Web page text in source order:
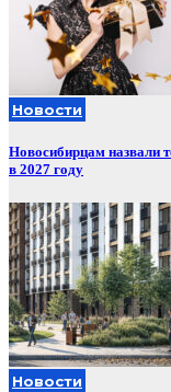
Новости
Новосибирцам назвали
в 2027 году
Новости